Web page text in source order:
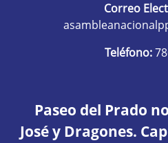
Correo
Teléfono:
Paseo del Prado
José y Dragones.